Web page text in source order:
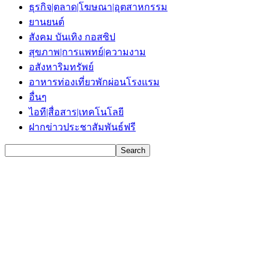
ธุรกิจ|ตลาด|โฆษณา|อุตสาหกรรม
ยานยนต์
สังคม บันเทิง กอสซิป
สุขภาพ|การแพทย์|ความงาม
อสังหาริมทรัพย์
อาหารท่องเที่ยวพักผ่อนโรงแรม
อื่นๆ
ไอที|สื่อสาร|เทคโนโลยี
ฝากข่าวประชาสัมพันธ์ฟรี